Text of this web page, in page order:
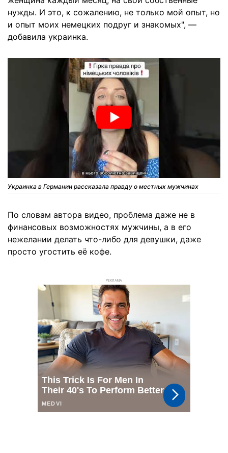
нужды. И это, к сожалению, не только мой опыт, но
и опыт моих немецких подруг и знакомых", —
добавила украинка.
Украинка в Германии рассказала правду о местных мужчинах
По словам автора видео, проблема даже не в
финансовых возможностях мужчины, а в его
нежелании делать что-либо для девушки, даже
просто угостить её кофе.
РЕКЛАМА